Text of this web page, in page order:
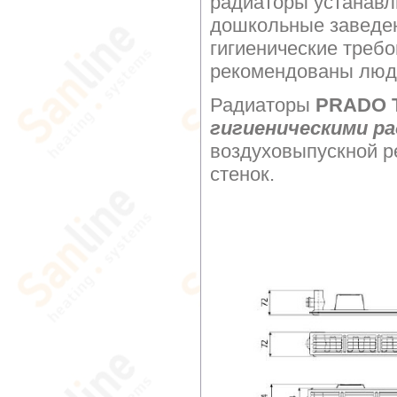
дошкольные
гигиенические
рекомендованы
Радиаторы PRADO
гигиеническими
воздуховыпускной
стенок.